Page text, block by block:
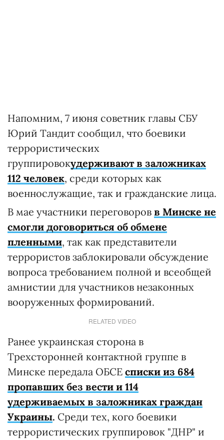
Напомним, 7 июня советник главы СБУ
Юрий Тандит сообщил, что боевики
террористических
группировокудерживают в заложниках
112 человек, среди которых как
военнослужащие, так и гражданские лица.
В мае участники переговоров в Минске не
смогли договориться об обмене
пленными, так как представители
террористов заблокировали обсуждение
вопроса требованием полной и всеобщей
амнистии для участников незаконных
вооруженных формирований.
RELATED VIDEO
Ранее украинская сторона в
Трехсторонней контактной группе в
Минске передала ОБСЕ списки из 684
пропавших без вести и 114
удерживаемых в заложниках граждан
Украины. Среди тех, кого боевики
террористических группировок "ДНР" и